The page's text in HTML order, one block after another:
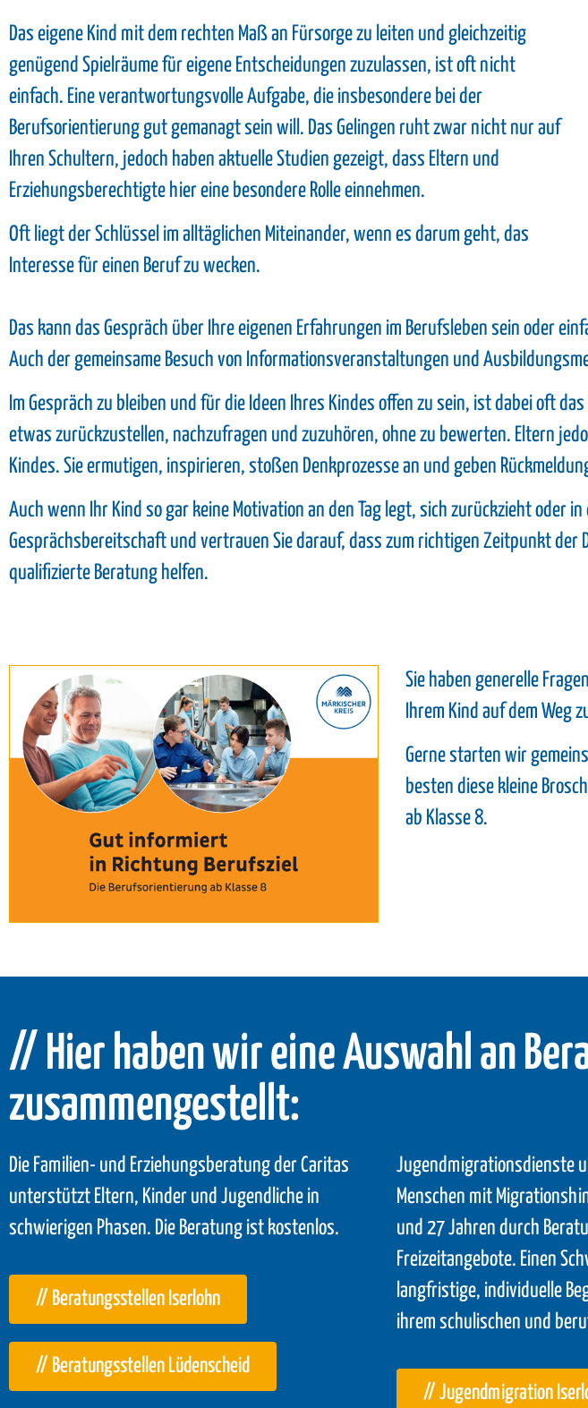
Das eigene Kind mit dem rechten Maß an Fürsorge zu leiten und gleichzeitig
genügend Spielräume für eigene Entscheidungen zuzulassen, ist oft nicht
einfach. Eine verantwortungsvolle Aufgabe, die insbesondere bei der
Berufsorientierung gut gemanagt sein will. Das Gelingen ruht zwar nicht nur auf
Ihren Schultern, jedoch haben aktuelle Studien gezeigt, dass Eltern und
Erziehungsberechtigte hier eine besondere Rolle einnehmen.
Oft liegt der Schlüssel im alltäglichen Miteinander, wenn es darum geht, das
Interesse für einen Beruf zu wecken.
Das kann das Gespräch über Ihre eigenen Erfahrungen im Berufsleben sein oder
Auch der gemeinsame Besuch von Informationsveranstaltungen und
Im Gespräch zu bleiben und für die Ideen Ihres Kindes offen zu sein, ist dabei oft
etwas zurückzustellen, nachzufragen und zuzuhören, ohne zu bewerten. Eltern
Kindes. Sie ermutigen, inspirieren, stoßen Denkprozesse an und geben
Auch wenn Ihr Kind so gar keine Motivation an den Tag legt, sich zurückzieht oder
Gesprächsbereitschaft und vertrauen Sie darauf, dass zum richtigen Zeitpunkt der
qualifizierte Beratung helfen.
Sie haben generelle
Ihrem Kind auf dem Weg
Gerne starten wir
besten diese kleine
ab Klasse 8.
// Hier haben wir eine Auswahl an
zusammengestellt:
Die Familien- und Erziehungsberatung der Caritas
unterstützt Eltern, Kinder und Jugendliche in
schwierigen Phasen. Die Beratung ist kostenlos.
// Beratungsstellen Iserlohn
// Beratungsstellen Lüdenscheid
Jugendmigrationsdienste
Menschen mit
und 27 Jahren durch
Freizeitangebote. Einen
langfristige, individuelle
ihrem schulischen und
// Jugendmigration